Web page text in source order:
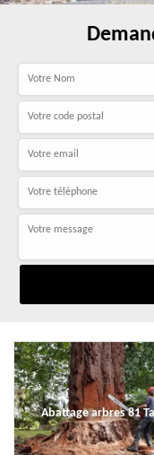
Abattage arbres 81